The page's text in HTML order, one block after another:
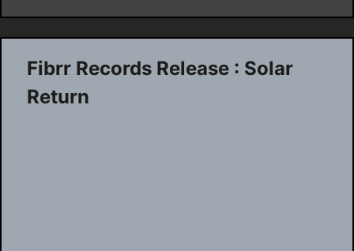
Fibrr Records Release : Solar
Return